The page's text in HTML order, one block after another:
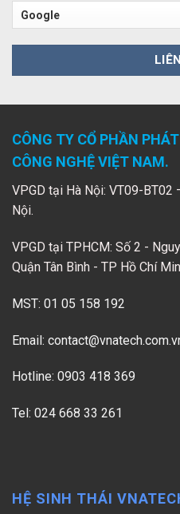
CÔNG TY CỔ PHẦN
CÔNG NGHỆ VIỆT NAM.
VPGD tại Hà Nội: VT09-
Nội.
VPGD tại TPHCM: Số 2 -
Quận Tân Bình - TP Hồ Chí
MST: 01 05 158 192
Email:
Hotline: 0903 418 369
Tel: 024 668 33 261
HỆ SINH THÁI